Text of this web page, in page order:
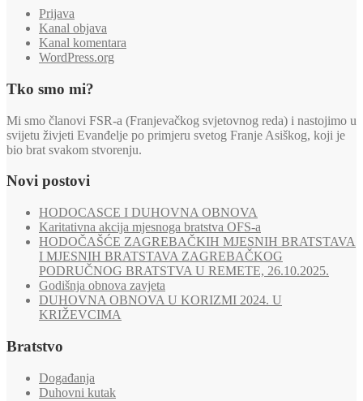
Prijava
Kanal objava
Kanal komentara
WordPress.org
Tko smo mi?
Mi smo članovi FSR-a (Franjevačkog svjetovnog reda) i nastojimo u
svijetu živjeti Evanđelje po primjeru svetog Franje Asiškog, koji je
bio brat svakom stvorenju.
Novi postovi
HODOCASCE I DUHOVNA OBNOVA
Karitativna akcija mjesnoga bratstva OFS-a
HODOČAŠĆE ZAGREBAČKIH MJESNIH BRATSTAVA
I MJESNIH BRATSTAVA ZAGREBAČKOG
PODRUČNOG BRATSTVA U REMETE, 26.10.2025.
Godišnja obnova zavjeta
DUHOVNA OBNOVA U KORIZMI 2024. U
KRIŽEVCIMA
Bratstvo
Događanja
Duhovni kutak